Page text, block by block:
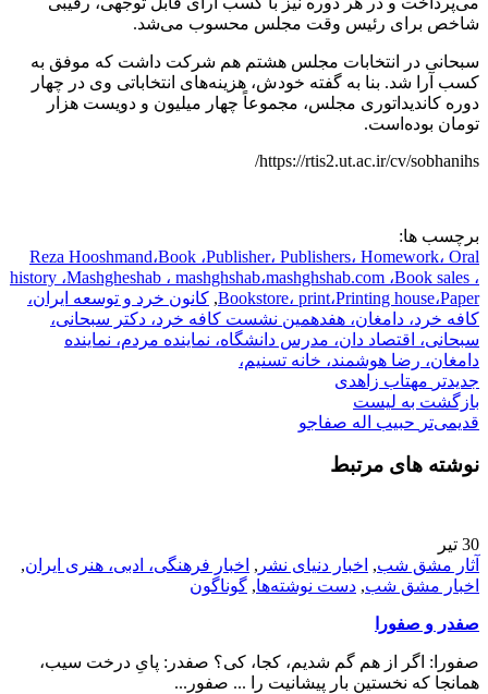
شاخص برای رئیس وقت مجلس محسوب می‌شد.
سبحانی در انتخابات مجلس هشتم هم شرکت داشت که موفق به
کسب آرا شد. بنا به گفته خودش، هزینه‌های انتخاباتی وی در چهار
دوره کاندیداتوری مجلس، مجموعاً چهار میلیون و دویست هزار
تومان بوده‌است.
https://rtis2.ut.ac.ir/cv/sobhanihs/
برچسب ها:
Reza Hooshmand،Book ،Publisher، Publishers، Homework، Oral
history ،Mashgheshab ، mashghshab،mashghshab.com ،Book sales ،
Bookstore، print،Printing house،Paper, کانون خرد و توسعه ایران،
کافه خرد، دامغان، هفدهمین نشست کافه خرد، دکتر سبحانی،
سبحانی، اقتصاد دان، مدرس دانشگاه، نماینده مردم، نماینده
دامغان، رضا هوشمند، خانه تسنیم،
جدیدتر مهتاب زاهدی
بازگشت بە لیست
قدیمی‌تر حبیب اله صفاجو
نوشته های مرتبط
30 تیر
آثار مشق شب, اخبار دنیای نشر , اخبار فرهنگی، ادبی، هنری ایران,
اخبار مشق شب, دست نوشته‌ها, گوناگون
صفدر و صفورا
صفورا: اگر از هم گم شدیم، کجا، کی؟ صفدر: پایِ درخت سیب،
همانجا که نخستین بار پیشانیت را ... صفور...